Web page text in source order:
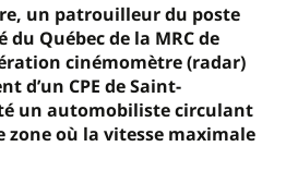
un patrouilleur du poste
Québec de la MRC de
cinémomètre (radar)
d’un CPE de Saint-
un automobiliste circulant
zone où la vitesse maximale